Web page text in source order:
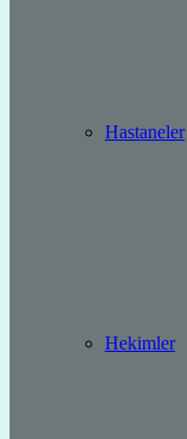
Hastaneler
Hekimler